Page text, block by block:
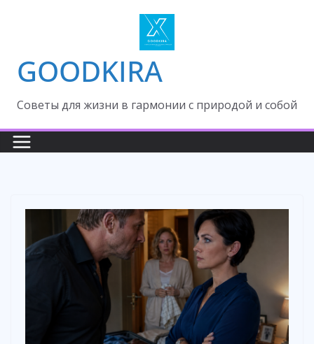
GOODKIRA
Cоветы для жизни в гармонии с природой и собой